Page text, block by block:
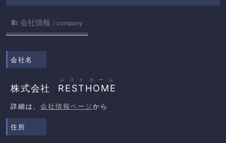
 会社情報 company
会社名
株式会社 RESTHOME
レストホーム
詳細は、会社情報ページから
住所